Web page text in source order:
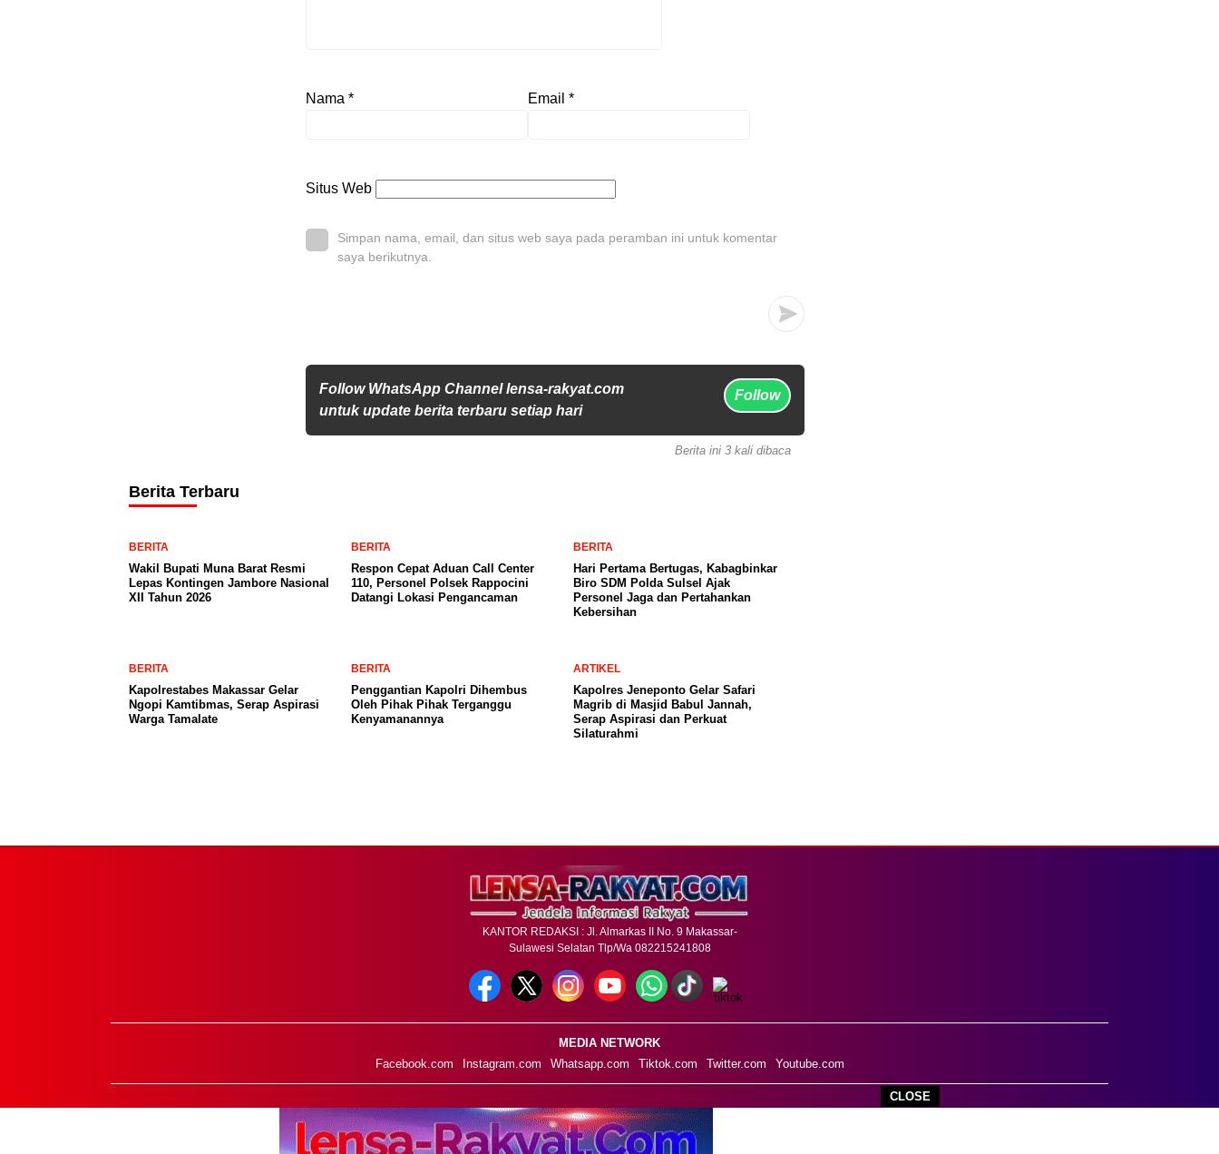
CLOSE
Nama * Email *
Situs Web
Simpan nama, email, dan situs web saya pada peramban ini untuk komentar
saya berikutnya.
Follow WhatsApp Channel lensa-rakyat.com
untuk update berita terbaru setiap hari
Follow
Berita ini 3 kali dibaca
Berita Terbaru
BERITA
Wakil Bupati Muna Barat Resmi
Lepas Kontingen Jambore Nasional
XII Tahun 2026
BERITA
Respon Cepat Aduan Call Center
110, Personel Polsek Rappocini
Datangi Lokasi Pengancaman
BERITA
Hari Pertama Bertugas, Kabagbinkar
Biro SDM Polda Sulsel Ajak
Personel Jaga dan Pertahankan
Kebersihan
BERITA
Kapolrestabes Makassar Gelar
Ngopi Kamtibmas, Serap Aspirasi
Warga Tamalate
BERITA
Penggantian Kapolri Dihembus
Oleh Pihak Pihak Terganggu
Kenyamanannya
ARTIKEL
Kapolres Jeneponto Gelar Safari
Magrib di Masjid Babul Jannah,
Serap Aspirasi dan Perkuat
Silaturahmi
KANTOR REDAKSI : Jl. Almarkas II No. 9 Makassar-
Sulawesi Selatan Tlp/Wa 082215241808
MEDIA NETWORK
Facebook.com
Instagram.com Whatsapp.com Tiktok.com Twitter.com Youtube.com
REDAKSI KODE ETIK PEDOMAN MEDIA SIBER STANDAR PERLINDUNGAN PROFESI WARTAWAN